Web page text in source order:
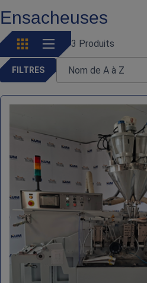
Ensacheuses
3 Produits
FILTRES